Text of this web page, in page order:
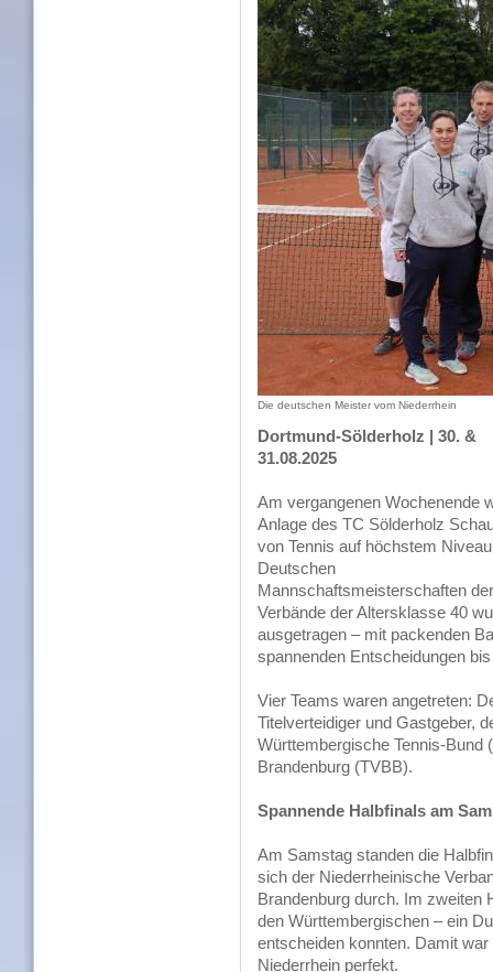
Die deutschen Meister vom Niederrhein
Dortmund-Sölderholz | 30. &
31.08.2025
Am vergangenen Wochenende
Anlage des TC Sölderholz
von Tennis auf höchstem
Deutschen
Mannschaftsmeisterschaften der
Verbände der Altersklasse 40
ausgetragen – mit packenden
spannenden Entscheidungen
Vier Teams waren angetreten:
Titelverteidiger und Gastgeber,
Württembergische Tennis-Bund
Brandenburg (TVBB).
Spannende Halbfinals am
Am Samstag standen die
sich der Niederrheinische
Brandenburg durch. Im zweiten
den Württembergischen – ein
entscheiden konnten. Damit
Niederrhein perfekt.